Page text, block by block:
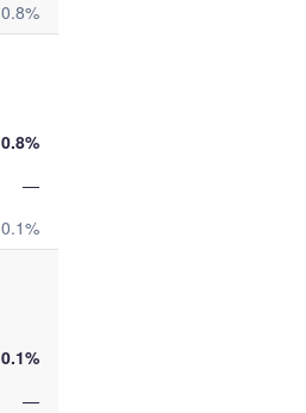
0.8%
0.8%
—
0.1%
0.1%
—